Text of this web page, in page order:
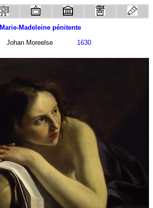
Marie-Madeleine pénitente
Johan Moreelse
1630